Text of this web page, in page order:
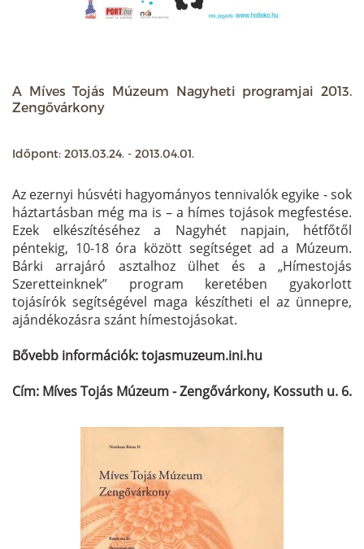
A Míves Tojás Múzeum Nagyheti programjai 2013.
Zengővárkony
Időpont: 2013.03.24. - 2013.04.01.
Az ezernyi húsvéti hagyományos tennivalók egyike - sok
háztartásban még ma is – a hímes tojások megfestése.
Ezek elkészítéséhez a Nagyhét napjain, hétfőtől
péntekig, 10-18 óra között segítséget ad a Múzeum.
Bárki arrajáró asztalhoz ülhet és a „Hímestojás
Szeretteinknek” program keretében gyakorlott
tojásírók segítségével maga készítheti el az ünnepre,
ajándékozásra szánt hímestojásokat.
Bővebb információk: tojasmuzeum.ini.hu
Cím: Míves Tojás Múzeum - Zengővárkony, Kossuth u. 6.